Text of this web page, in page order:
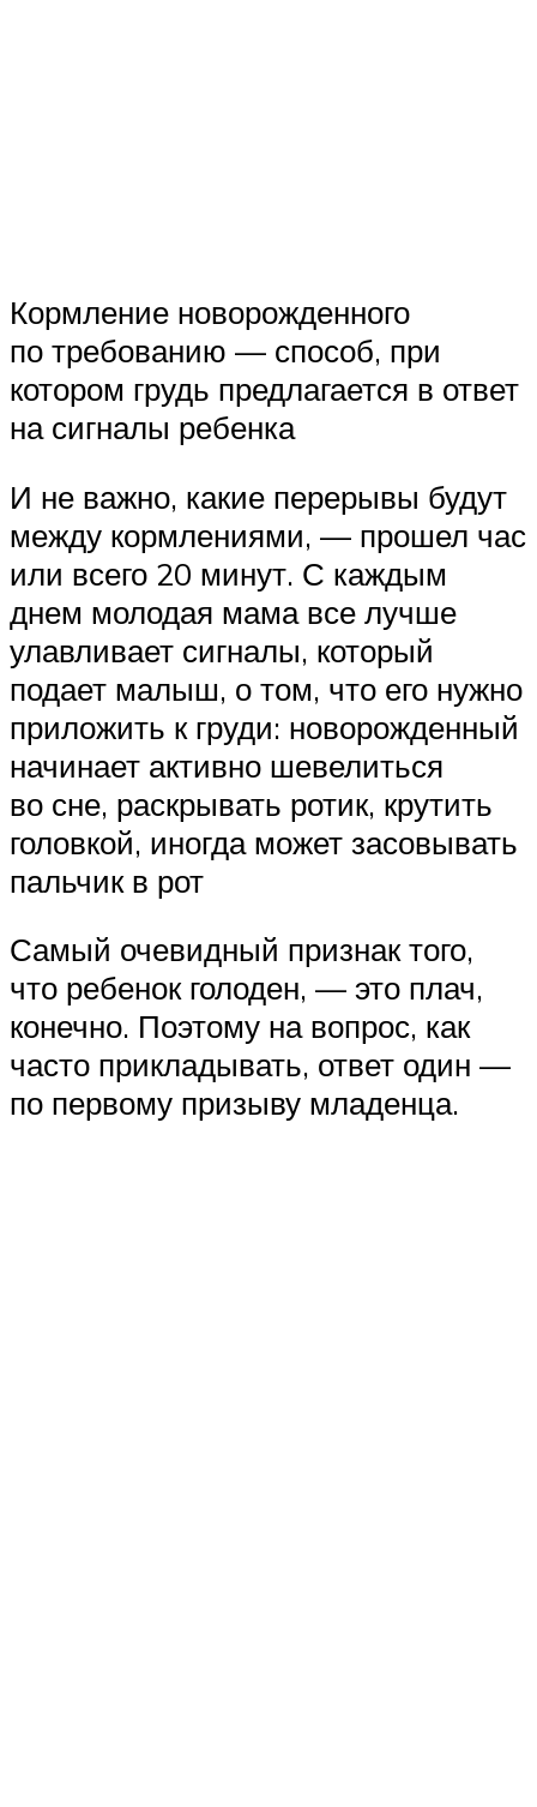
Кормление новорожденного
по требованию — способ, при
котором грудь предлагается в ответ
на сигналы ребенка
И не важно, какие перерывы будут
между кормлениями, — прошел час
или всего 20 минут. С каждым
днем молодая мама все лучше
улавливает сигналы, который
подает малыш, о том, что его нужно
приложить к груди: новорожденный
начинает активно шевелиться
во сне, раскрывать ротик, крутить
головкой, иногда может засовывать
пальчик в рот
Самый очевидный признак того,
что ребенок голоден, — это плач,
конечно. Поэтому на вопрос, как
часто прикладывать, ответ один —
по первому призыву младенца.